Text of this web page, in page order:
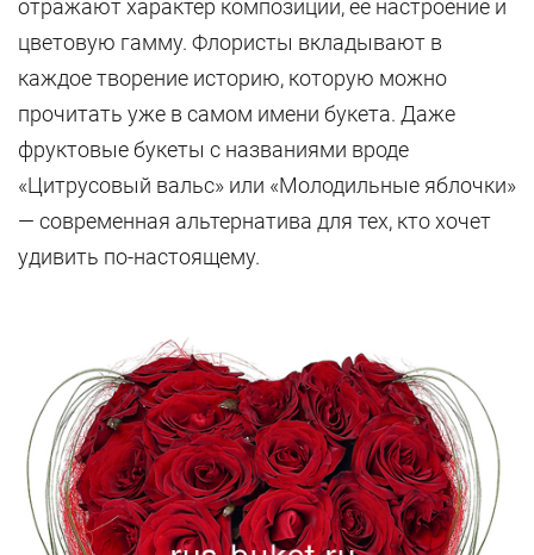
отражают характер композиции, её настроение и
цветовую гамму. Флористы вкладывают в
каждое творение историю, которую можно
прочитать уже в самом имени букета. Даже
фруктовые букеты с названиями вроде
«Цитрусовый вальс» или «Молодильные яблочки»
— современная альтернатива для тех, кто хочет
удивить по-настоящему.